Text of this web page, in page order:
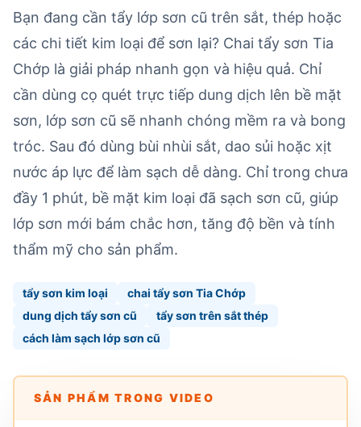
Bạn đang cần tẩy lớp sơn cũ trên sắt, thép hoặc
các chi tiết kim loại để sơn lại? Chai tẩy sơn Tia
Chớp là giải pháp nhanh gọn và hiệu quả. Chỉ
cần dùng cọ quét trực tiếp dung dịch lên bề mặt
sơn, lớp sơn cũ sẽ nhanh chóng mềm ra và bong
tróc. Sau đó dùng bùi nhùi sắt, dao sủi hoặc xịt
nước áp lực để làm sạch dễ dàng. Chỉ trong chưa
đầy 1 phút, bề mặt kim loại đã sạch sơn cũ, giúp
lớp sơn mới bám chắc hơn, tăng độ bền và tính
thẩm mỹ cho sản phẩm.
tẩy sơn kim loại
chai tẩy sơn Tia Chớp
dung dịch tẩy sơn cũ
tẩy sơn trên sắt thép
cách làm sạch lớp sơn cũ
SẢN PHẨM TRONG VIDEO